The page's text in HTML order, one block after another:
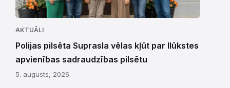
AKTUĀLI
Polijas pilsēta Suprasla vēlas kļūt par Ilūkstes
apvienības sadraudzības pilsētu
5. augusts, 2026.